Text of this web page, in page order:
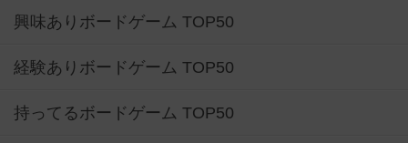
興味ありボードゲーム TOP50
経験ありボードゲーム TOP50
持ってるボードゲーム TOP50